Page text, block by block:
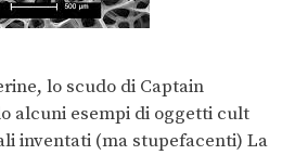
lo scudo di Captain
alcuni esempi di oggetti cult
inventati (ma stupefacenti) La